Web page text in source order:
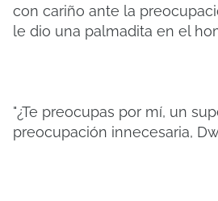
con cariño ante la
le dio una palmadita en el
"¿Te preocupas por mí, un
preocupación innecesaria,